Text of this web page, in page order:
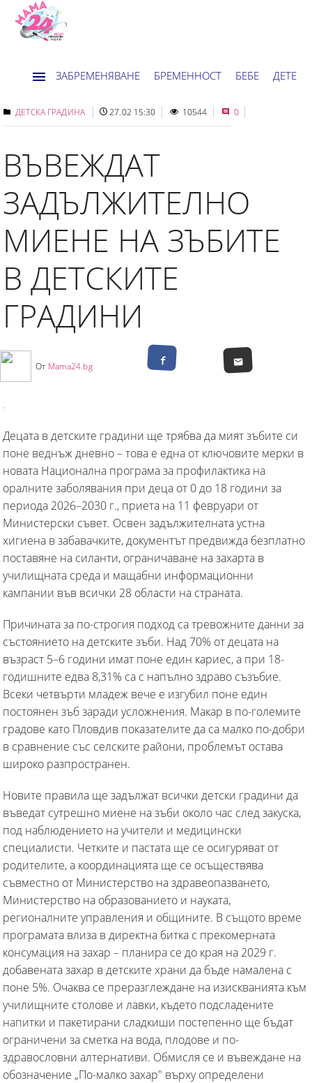
ЗАБРЕМЕНЯВАНЕ БРЕМЕННОСТ БЕБЕ ДЕТЕ
ДОМ НОВИНИ ХОРОСКОП
ДЕТСКА ГРАДИНА 27.02 15:30 10544 0
ВЪВЕЖДАТ
ЗАДЪЛЖИТЕЛНО
МИЕНЕ НА ЗЪБИТЕ
В ДЕТСКИТЕ
ГРАДИНИ
От Mama24.bg
Децата в детските градини ще трябва да мият зъбите си
поне веднъж дневно – това е една от ключовите мерки в
новата Национална програма за профилактика на
оралните заболявания при деца от 0 до 18 години за
периода 2026–2030 г., приета на 11 февруари от
Министерски съвет. Освен задължителната устна
хигиена в забавачките, документът предвижда безплатно
поставяне на силанти, ограничаване на захарта в
училищната среда и мащабни информационни
кампании във всички 28 области на страната.
Причината за по-строгия подход са тревожните данни за
състоянието на детските зъби. Над 70% от децата на
възраст 5–6 години имат поне един кариес, а при 18-
годишните едва 8,31% са с напълно здраво съзъбие.
Всеки четвърти младеж вече е изгубил поне един
постоянен зъб заради усложнения. Макар в по-големите
градове като Пловдив показателите да са малко по-добри
в сравнение със селските райони, проблемът остава
широко разпространен.
Новите правила ще задължат всички детски градини да
въведат сутрешно миене на зъби около час след закуска,
под наблюдението на учители и медицински
специалисти. Четките и пастата ще се осигуряват от
родителите, а координацията ще се осъществява
съвместно от Министерство на здравеопазването,
Министерство на образованието и науката,
регионалните управления и общините. В същото време
програмата влиза в директна битка с прекомерната
консумация на захар – планира се до края на 2029 г.
добавената захар в детските храни да бъде намалена с
поне 5%. Очаква се преразглеждане на изискванията към
училищните столове и лавки, където подсладените
напитки и пакетирани сладкиши постепенно ще бъдат
ограничени за сметка на вода, плодове и по-
здравословни алтернативи. Обмисля се и въвеждане на
обозначение „По-малко захар" върху определени